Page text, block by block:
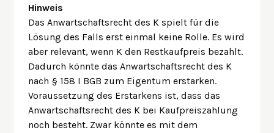
Hinweis
Das Anwartschaftsrecht des K spielt für die
Lösung des Falls erst einmal keine Rolle. Es wird
aber relevant, wenn K den Restkaufpreis bezahlt.
Dadurch könnte das Anwartschaftsrecht des K
nach § 158 I BGB zum Eigentum erstarken.
Voraussetzung des Erstarkens ist, dass das
Anwartschaftsrecht des K bei Kaufpreiszahlung
noch besteht. Zwar könnte es mit dem